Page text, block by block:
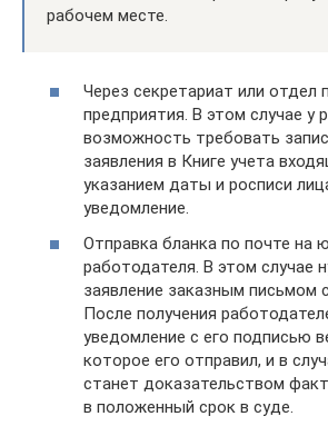
рабочем месте.
Через секретариат или отдел
предприятия. В этом случае у
возможность требовать
заявления в Книге учета
указанием даты и росписи
уведомление.
Отправка бланка по почте на
работодателя. В этом случае
заявление заказным письмом
После получения
уведомление с его подписью
которое его отправил, и в
станет доказательством
в положенный срок в суде.